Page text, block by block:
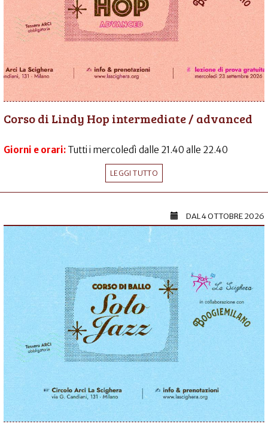
Corso di Lindy Hop intermediate / advanced
Giorni e orari: Tutti i mercoledì dalle 21.40 alle 22.40
LEGGI TUTTO
DAL4 OTTOBRE 2026